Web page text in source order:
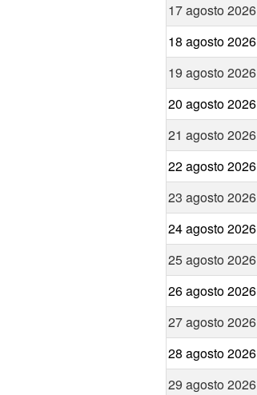
17 agosto 2026
18 agosto 2026
19 agosto 2026
20 agosto 2026
21 agosto 2026
22 agosto 2026
23 agosto 2026
24 agosto 2026
25 agosto 2026
26 agosto 2026
27 agosto 2026
28 agosto 2026
29 agosto 2026